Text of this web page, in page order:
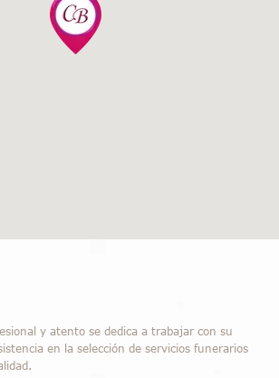
y atento se dedica a trabajar con su
en la selección de servicios funerarios